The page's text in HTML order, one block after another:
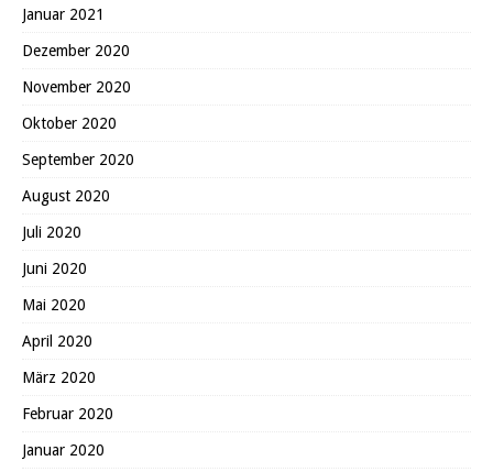
Januar 2021
Dezember 2020
November 2020
Oktober 2020
September 2020
August 2020
Juli 2020
Juni 2020
Mai 2020
April 2020
März 2020
Februar 2020
Januar 2020